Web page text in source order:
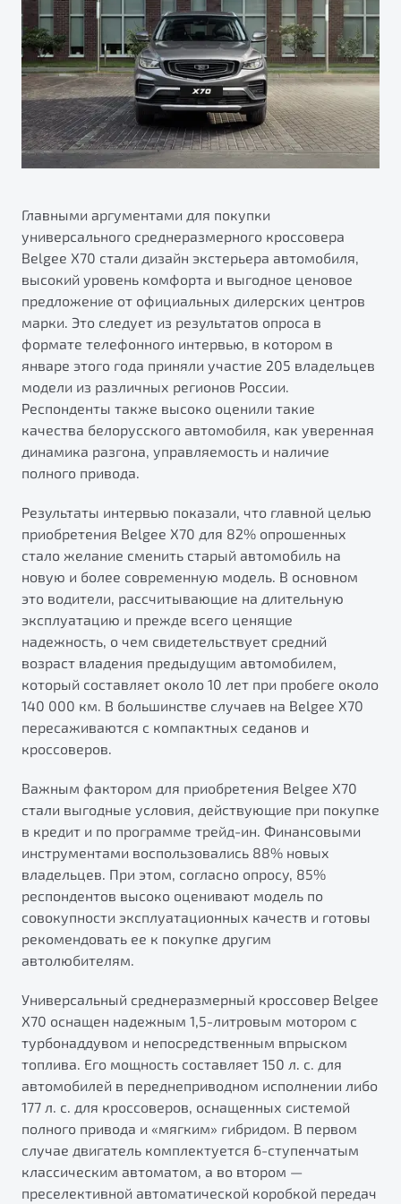
Яркий кроссовер
от 2 219 990 ₽*
Обзор В наличии
Элегантный и практичный седан
от 1 699 990 ₽*
Обзор В наличии
X70
Универсальный кроссовер
от 2 499 990 ₽*
Автокредит
Трейд-ин
Страхование
Расчет КАСКО
Узнайте о специальных выгодах при покупке
автомобиля Belgee
Подробно
Автомобили в наличии
Тест-драйв
Автокредит
Спецпредложения
ПОДДЕРЖКА
Гарантия Belgee
Belgee Линк
Belgee Клуб
Belgee Плюс
Клиентская поддержка
Помощь на дорогах
Будьте еще более уверены на дорогах с программой
"Помощь на дорогах"
Преимущества программы
Запись на сервис
Калькулятор ТО
Клиентская поддержка
О дилерском центре
Правовая информация
Главными аргументами для покупки
универсального среднеразмерного кроссовера
Belgee X70 стали дизайн экстерьера автомобиля,
высокий уровень комфорта и выгодное ценовое
предложение от официальных дилерских центров
марки. Это следует из результатов опроса в
формате телефонного интервью, в котором в
январе этого года приняли участие 205 владельцев
модели из различных регионов России.
Респонденты также высоко оценили такие
качества белорусского автомобиля, как уверенная
динамика разгона, управляемость и наличие
полного привода.
Результаты интервью показали, что главной целью
приобретения Belgee X70 для 82% опрошенных
стало желание сменить старый автомобиль на
новую и более современную модель. В основном
это водители, рассчитывающие на длительную
эксплуатацию и прежде всего ценящие
надежность, о чем свидетельствует средний
возраст владения предыдущим автомобилем,
который составляет около 10 лет при пробеге около
140 000 км. В большинстве случаев на Belgee X70
пересаживаются с компактных седанов и
кроссоверов.
Важным фактором для приобретения Belgee Х70
стали выгодные условия, действующие при покупке
в кредит и по программе трейд-ин. Финансовыми
инструментами воспользовались 88% новых
владельцев. При этом, согласно опросу, 85%
респондентов высоко оценивают модель по
совокупности эксплуатационных качеств и готовы
рекомендовать ее к покупке другим
автолюбителям.
Универсальный среднеразмерный кроссовер Belgee
X70 оснащен надежным 1,5-литровым мотором с
турбонаддувом и непосредственным впрыском
топлива. Его мощность составляет 150 л. с. для
автомобилей в переднеприводном исполнении либо
177 л. с. для кроссоверов, оснащенных системой
полного привода и «мягким» гибридом. В первом
случае двигатель комплектуется 6-ступенчатым
классическим автоматом, а во втором —
преселективной автоматической коробкой передач